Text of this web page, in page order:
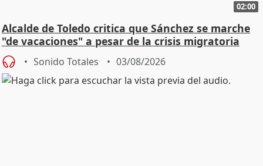
02:00
Alcalde de Toledo critica que Sánchez se marche
"de vacaciones" a pesar de la crisis migratoria
Sonido Totales 03/08/2026